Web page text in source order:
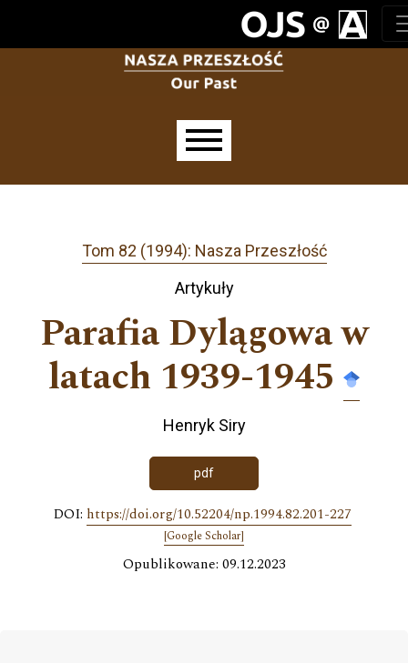
Tom 82 (1994): Nasza Przeszłość
Artykuły
Parafia Dylągowa w
latach 1939-1945
Henryk Siry
pdf
DOI: https://doi.org/10.52204/np.1994.82.201-227
[Google Scholar]
Opublikowane: 09.12.2023